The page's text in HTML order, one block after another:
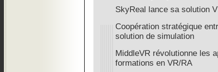
SkyReal lance sa solution
Coopération stratégique
solution de simulation
MiddleVR révolutionne les
formations en VR/RA